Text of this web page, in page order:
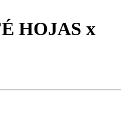
HOJAS x